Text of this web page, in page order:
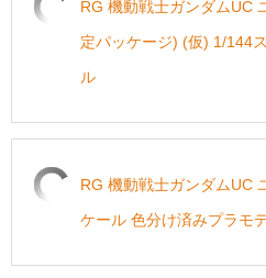
RG 機動戦士ガンダムUC
定パッケージ) (仮) 1/144
ル
RG 機動戦士ガンダムUC
ケール 色分け済みプラモ